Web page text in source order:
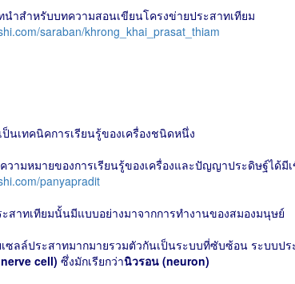
ำสำหรับบทความสอนเขียนโครงข่ายประสาทเทียม
saraban/khrong_khai_prasat_thiam
นเทคนิคการเรียนรู้ของเครื่องชนิดหนึ่ง
ความหมายของการเรียนรู้ของเครื่องและปัญญาประดิษฐ์ได้
panyapradit
สาทเทียมนั้นมีแบบอย่างมาจากการทำงานของสมองมนุษย์
ซลล์ประสาทมากมายรวมตัวกันเป็นระบบที่ซับซ้อน ระบบป
cell) ซึ่งมักเรียกว่านิวรอน (neuron)